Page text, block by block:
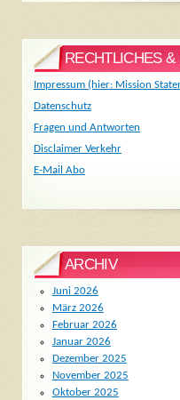
RECHTLICHES &
Impressum (hier: Mission
Datenschutz
Fragen und Antworten
Disclaimer Verkehr
E-Mail Abo
ARCHIV
Juni 2026
März 2026
Februar 2026
Januar 2026
Dezember 2025
November 2025
Oktober 2025